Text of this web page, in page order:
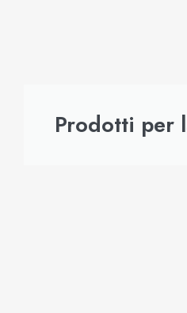
Prodotti per